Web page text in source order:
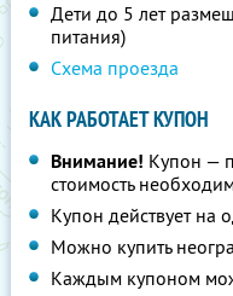
Дети до 5 лет
питания)
Схема проезда
КАК РАБОТАЕТ КУПОН
Внимание! Купон —
стоимость
Купон действует на
Можно купить
Каждым купоном